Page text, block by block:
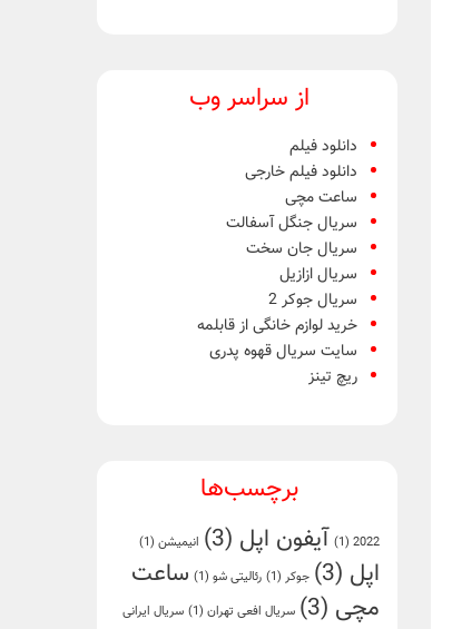
از سراسر وب
دانلود فیلم
دانلود فیلم خارجی
ساعت مچی
سریال جنگل آسفالت
سریال جان سخت
سریال ازازیل
سریال جوکر 2
خرید لوازم خانگی از قابلمه
سایت سریال قهوه پدری
ریچ تینز
برچسب‌ها
2022
(1) آیفون اپل (3) انیمیشن (1)
اپل (3) جوکر (1) رئالیتی شو (1)
ساعت
مچی (3) سریال افعی تهران (1)
سریال ایرانی